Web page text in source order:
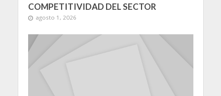
COMPETITIVIDAD DEL SECTOR
agosto 1, 2026